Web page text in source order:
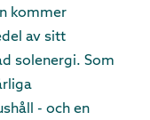
kommer
av sitt
solenergi. Som
- och en